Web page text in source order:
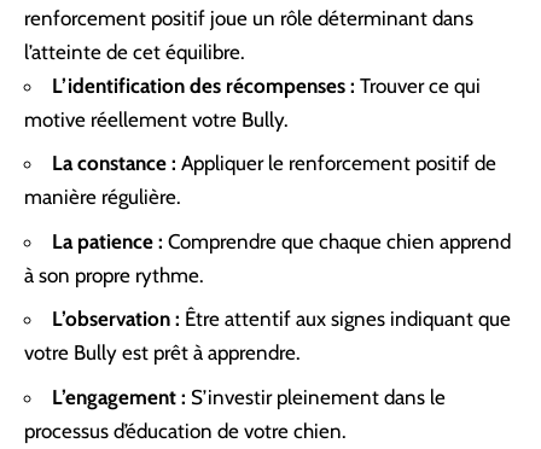
renforcement positif joue un rôle déterminant dans
l’atteinte de cet équilibre.
L’identification des récompenses : Trouver ce qui
motive réellement votre Bully.
La constance : Appliquer le renforcement positif de
manière régulière.
La patience : Comprendre que chaque chien apprend
à son propre rythme.
L’observation : Être attentif aux signes indiquant que
votre Bully est prêt à apprendre.
L’engagement : S’investir pleinement dans le
processus d’éducation de votre chien.